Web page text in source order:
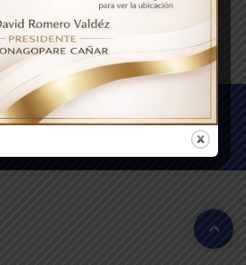
Todos los derechos reservados.